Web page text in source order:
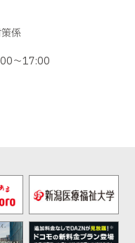
係
～17:00